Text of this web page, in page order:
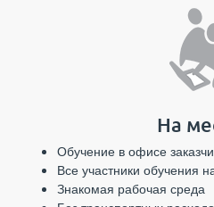
На
Обучение в офисе
Все участники обучения
Знакомая рабочая среда